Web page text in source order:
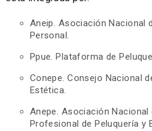
Aneip. Asociación Nacional
Personal.
Ppue. Plataforma de
Conepe. Consejo Nacional
Estética.
Anepe. Asociación
Profesional de Peluquería y